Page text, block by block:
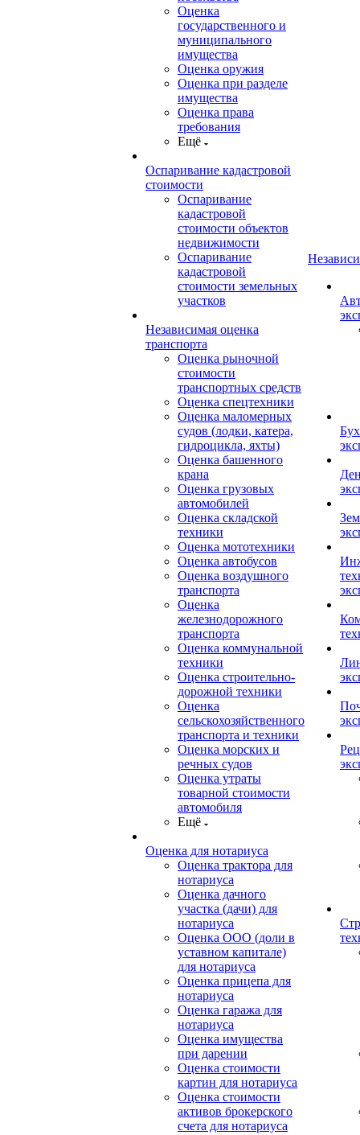
Оценка
государственного и
муниципального
имущества
Оценка оружия
Оценка при разделе
имущества
Оценка права
требования
Ещё
Оспаривание кадастровой
стоимости
Оспаривание
кадастровой
стоимости объектов
недвижимости
Оспаривание
кадастровой
стоимости земельных
участков
Независимая оценка
транспорта
Оценка рыночной
стоимости
транспортных средств
Оценка спецтехники
Оценка маломерных
судов (лодки, катера,
гидроцикла, яхты)
Оценка башенного
крана
Оценка грузовых
автомобилей
Оценка складской
техники
Оценка мототехники
Оценка автобусов
Оценка воздушного
транспорта
Оценка
железнодорожного
транспорта
Оценка коммунальной
техники
Оценка строительно-
дорожной техники
Оценка
сельскохозяйственного
транспорта и техники
Оценка морских и
речных судов
Оценка утраты
товарной стоимости
автомобиля
Ещё
Оценка для нотариуса
Оценка трактора для
нотариуса
Оценка дачного
участка (дачи) для
нотариуса
Оценка ООО (доли в
уставном капитале)
для нотариуса
Оценка прицепа для
нотариуса
Оценка гаража для
нотариуса
Оценка имущества
при дарении
Оценка стоимости
картин для нотариуса
Оценка стоимости
активов брокерского
счета для нотариуса